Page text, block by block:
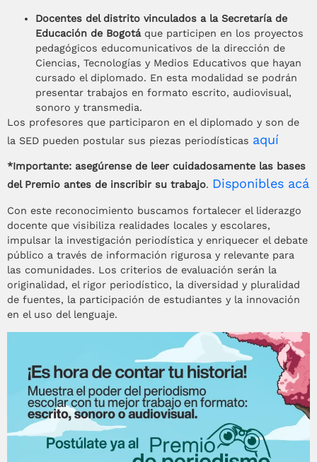
Docentes del distrito vinculados a la Secretaría de
Educación de Bogotáque participen en los proyectos
pedagógicos educomunicativos de la dirección de
Ciencias, Tecnologías y Medios Educativos que hayan
cursado el diplomado. En esta modalidad se podrán
presentar trabajos en formato escrito, audiovisual,
sonoro y transmedia.
Los profesores que participaron en el diplomado y son de
la SED pueden postular sus piezas periodísticas aquí
*Importante: asegúrense de leer cuidadosamente las bases
del Premio antes de inscribir su trabajo. Disponibles acá
Con este reconocimiento buscamos fortalecer el liderazgo
docente que visibiliza realidades locales y escolares,
impulsar la investigación periodística y enriquecer el debate
público a través de información rigurosa y relevante para
las comunidades. Los criterios de evaluación serán la
originalidad, el rigor periodístico, la diversidad y pluralidad
de fuentes, la participación de estudiantes y la innovación
en el uso del lenguaje.